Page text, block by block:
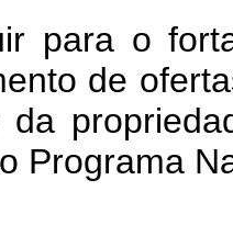
para o
de
da
Programa